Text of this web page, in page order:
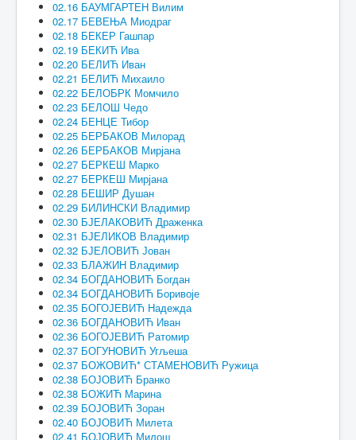
02.16 БАУМГАРТЕН Вилим
02.17 БЕВЕЊА Миодраг
02.18 БЕКЕР Гашпар
02.19 БЕКИЋ Ива
02.20 БЕЛИЋ Иван
02.21 БЕЛИЋ Михаило
02.22 БЕЛОБРК Момчило
02.23 БЕЛОШ Чедо
02.24 БЕНЦЕ Тибор
02.25 БЕРБАКОВ Милорад
02.26 БЕРБАКОВ Мирјана
02.27 БЕРКЕШ Марко
02.27 БЕРКЕШ Мирјана
02.28 БЕШИР Душан
02.29 БИЛИНСКИ Владимир
02.30 БЈЕЛАКОВИЋ Драженка
02.31 БЈЕЛИКОВ Владимир
02.32 БЈЕЛОВИЋ Јован
02.33 БЛАЖИН Владимир
02.34 БОГДАНОВИЋ Богдан
02.34 БОГДАНОВИЋ Боривоје
02.35 БОГОЈЕВИЋ Надежда
02.36 БОГДАНОВИЋ Иван
02.36 БОГОЈЕВИЋ Ратомир
02.37 БОГУНОВИЋ Угљеша
02.37 БОЖОВИЋ* СТАМЕНОВИЋ Ружица
02.38 БОЈОВИЋ Бранко
02.38 БОЖИЋ Марина
02.39 БОЈОВИЋ Зоран
02.40 БОЈОВИЋ Милета
02.41 БОЈОВИЋ Милош